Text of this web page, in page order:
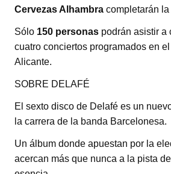
Cervezas Alhambra completarán
Sólo 150 personas podrán asistir a
cuatro conciertos programados en
Alicante.
SOBRE DELAFÉ
El sexto disco de Delafé es un
la carrera de la banda Barcelonesa.
Un álbum donde apuestan por la
acercan más que nunca a la pista